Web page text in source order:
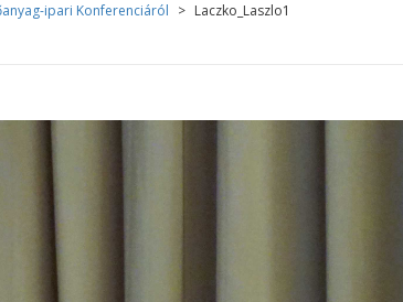
ipari Konferenciáról > Laczko_Laszlo1